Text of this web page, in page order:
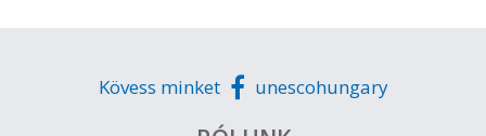
Kövess minket unescohungary